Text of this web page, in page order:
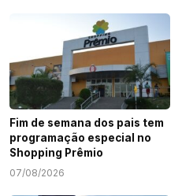
Fim de semana dos pais tem
programação especial no
Shopping Prêmio
07/08/2026